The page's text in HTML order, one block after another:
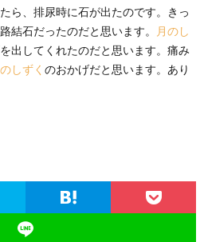
ら、排尿時に石が出たのです。きっ
結石だったのだと思います。
月のし
出してくれたのだと思います。痛み
しずく のおかげだと思います。あり